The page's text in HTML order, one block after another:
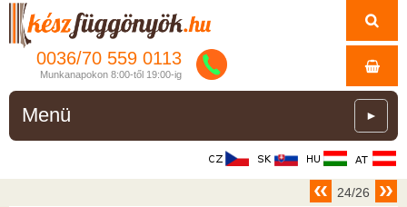
0036/70 559 0113
Munkanapokon 8:00-től 19:00-ig
Menü ►
24/26